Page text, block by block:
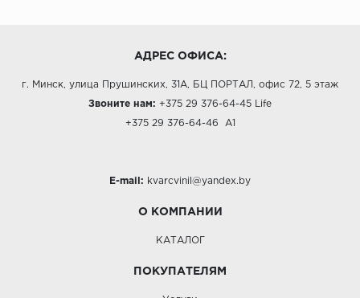
АДРЕС ОФИСА:
г. Минск, улица Прушинских, 31А, БЦ ПОРТАЛ, офис 72, 5 этаж
Звоните нам: +375 29 376-64-45 Life
+375 29 376-64-46 A1
E-mail: kvarcvinil@yandex.by
О КОМПАНИИ
КАТАЛОГ
ПОКУПАТЕЛЯМ